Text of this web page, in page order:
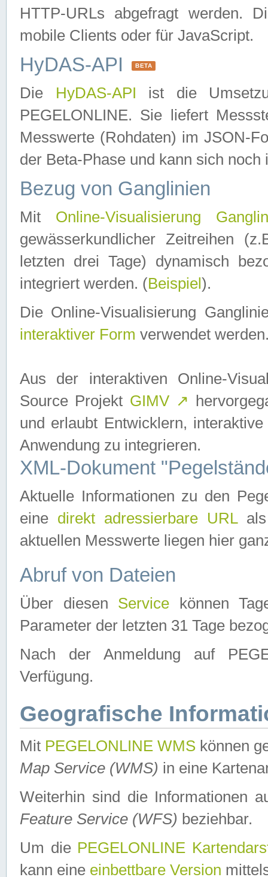
HTTP-URLs abgefragt werden.
mobile Clients oder für JavaScript.
HyDAS-API BETA
Die HyDAS-API ist die
PEGELONLINE. Sie liefert
Messwerte (Rohdaten) im JSON-
der Beta-Phase und kann sich noch
Bezug von Ganglinien
Mit Online-Visualisierung
gewässerkundlicher Zeitreihen
letzten drei Tage) dynamisch
integriert werden. (Beispiel ).
Die Online-Visualisierung
interaktiver Form verwendet
Aus der interaktiven Online-
Source Projekt GIMV ↗
und erlaubt Entwicklern,
Anwendung zu integrieren.
XML-Dokument
Aktuelle Informationen zu den
eine direkt adressierbare URLals
aktuellen Messwerte liegen hier
Abruf von Dateien
Über diesen Service können
Parameter der letzten 31 Tage
Nach der Anmeldung auf
Verfügung.
Geografische
Mit PEGELONLINE WMS können
Map Service (WMS) in eine
Weiterhin sind die Informationen
Feature Service (WFS) beziehbar.
Um die PEGELONLINE
kann eine einbettbare Version